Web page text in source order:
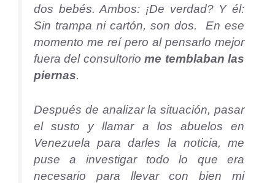
dos bebés. Ambos: ¡De verdad? Y él:
Sin trampa ni cartón, son dos. En ese
momento me reí pero al pensarlo mejor
fuera del consultoriome temblaban las
piernas.
Después de analizar la situación, pasar
el susto y llamar a los abuelos en
Venezuela para darles la noticia, me
puse a investigar todo lo que era
necesario para llevar con bien mi